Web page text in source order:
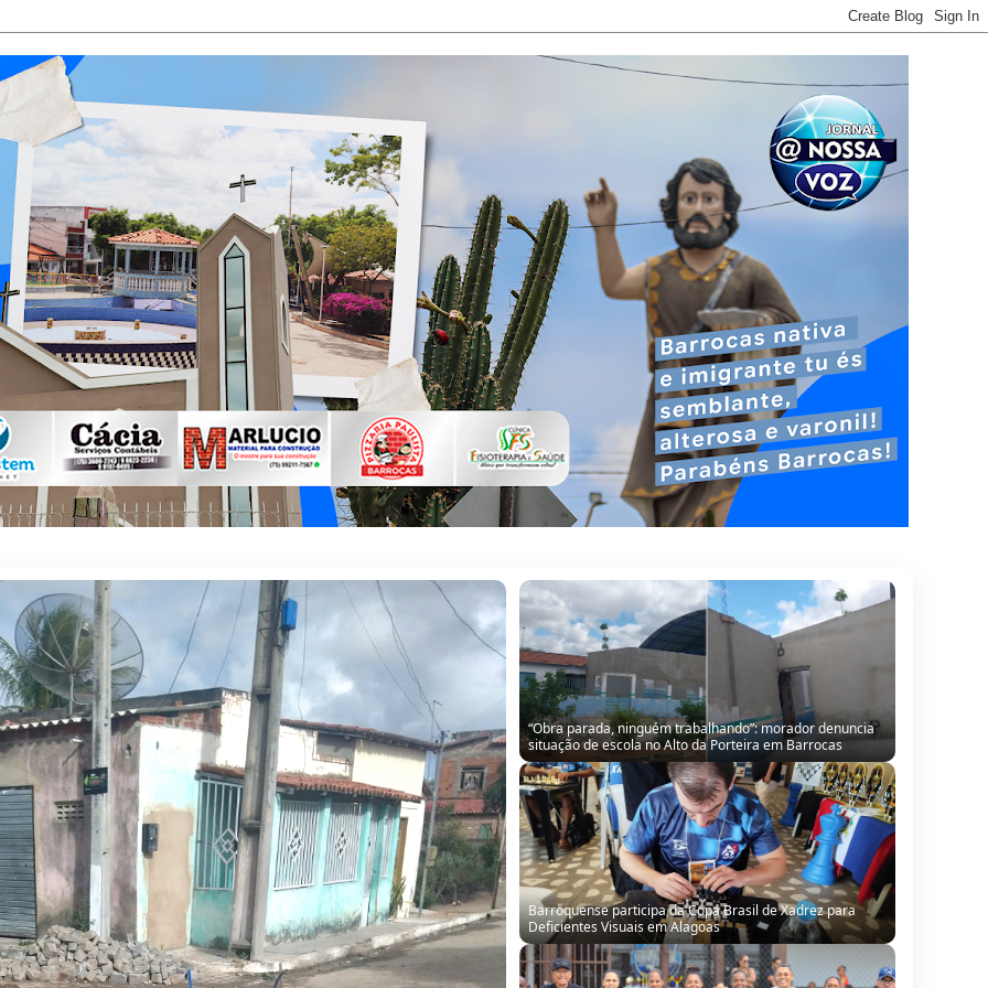
Barroquense participa da Copa Brasil de Xadrez para
Deficientes Visuais em Alagoas
Barroquense Saline Simões conquista título regional com
equipe Boleiras de Serrinha